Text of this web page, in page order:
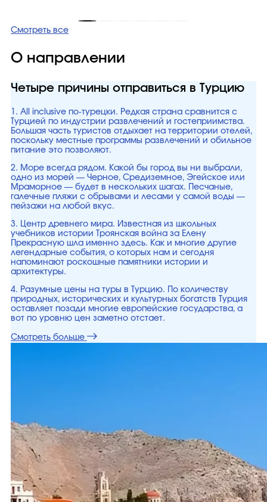
Смотреть все
О направлении
Четыре причины отправиться в Турцию
1. All inclusive по-турецки. Редкая страна сравнится с
Турцией по индустрии развлечений и гостеприимства.
Большая часть туристов отдыхает на территории отелей,
поскольку местные программы развлечений и обильное
питание это позволяют.
2. Море всегда рядом. Какой бы город вы ни выбрали,
одно из морей — Черное, Средиземное, Эгейское или
Мраморное — будет в нескольких шагах. Песчаные,
галечные пляжи с обрывами и лесами у самой воды —
пейзажи на любой вкус.
3. Центр древнего мира. Известная из школьных
учебников истории Троянская война за Елену
Прекрасную шла именно здесь. Как и многие другие
легендарные события, о которых нам и сегодня
напоминают роскошные памятники истории и
архитектуры.
4. Разумные цены на туры в Турцию. По количеству
природных, исторических и культурных богатств Турция
оставляет позади многие европейские государства, а
вот по уровню цен заметно отстает.
Смотреть больше